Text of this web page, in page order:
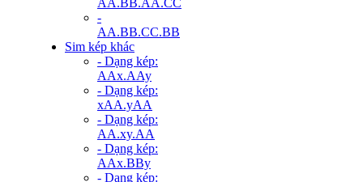
-
AA.BB.CC.BB
Sim kép khác
- Dạng kép:
AAx.AAy
- Dạng kép:
xAA.yAA
- Dạng kép:
AA.xy.AA
- Dạng kép:
AAx.BBy
- Dạng kép: